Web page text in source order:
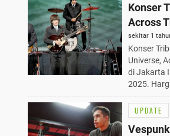
Konser
Across
sekitar 1
Konser
Universe,
di Jakarta
2025.
UPDATE